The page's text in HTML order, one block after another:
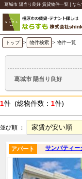
葛城市 陽当り良好 賃貸物件一覧 | なら
トップ > 物件検索 > 物件一覧
葛城市 陽当り良好
1件 (総物件数： 1件)
並び順 ：
サンバティー
アパート